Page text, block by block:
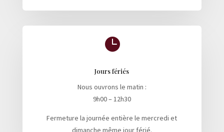

Jours fériés
Nous ouvrons le matin :
9h00 – 12h30
Fermeture la journée entière le mercredi et
dimanche même jour férié.